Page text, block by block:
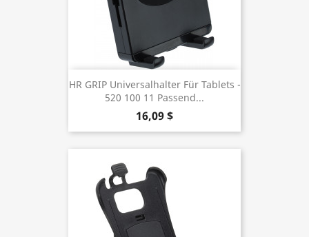
HR GRIP Universalhalter Für Tablets -
520 100 11 Passend...
16,09 $